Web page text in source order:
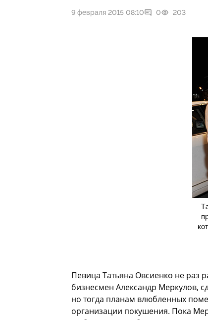
9 февраля 2015 08:10 0 203
Певица Татьяна Овсиенко не раз
бизнесмен Александр Меркулов,
но тогда планам влюбленных
организации покушения. Пока